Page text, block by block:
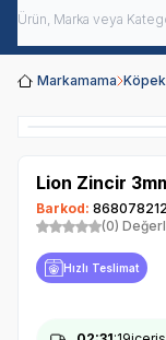
Markamama
Lion Zincir
Barkod:
(0)
Hızlı Teslimat